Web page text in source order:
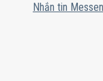
Nhắn tin